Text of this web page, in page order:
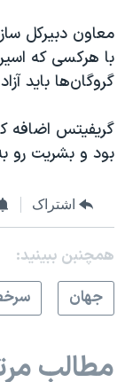
معاون دبیرکل
با هرکسی که
گروگان‌ها باید
گریفیتس اضافه
بود و بشریت رو
اشتراک
همچنبن ببینید:
جهان
مطالب